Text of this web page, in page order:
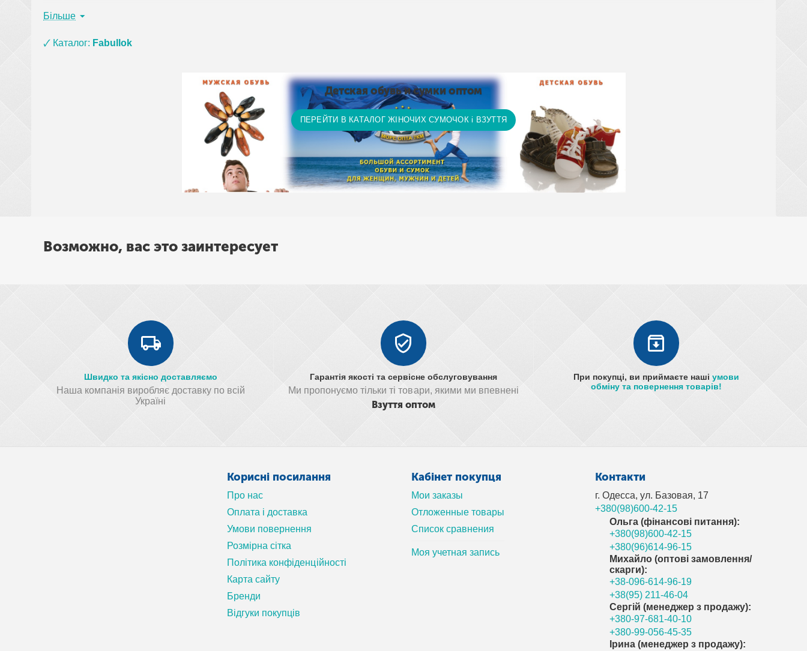
Країна виробник: Бразилія
рюкзаки, сумки, покривала, постільна білизна, рушники тощо)
Більше
🗸 Каталог: Fabullok
Детская обувь и сумки оптом
ПЕРЕЙТИ В КАТАЛОГ ЖІНОЧИХ СУМОЧОК і ВЗУТТЯ
Возможно, вас это заинтересует
Швидко та якісно доставляємо
Наша компанія виробляє доставку по всій
Україні
Гарантія якості та сервісне обслуговування
Ми пропонуємо тільки ті товари, якими ми впевнені
Взуття оптом
При покупці, ви приймаєте нашіумови
обміну та повернення товарів!
Корисні посилання
Про нас
Оплата і доставка
Умови повернення
Розмірна сітка
Політика конфіденційності
Карта сайту
Бренди
Відгуки покупців
Кабінет покупця
Мои заказы
Отложенные товары
Список сравнения
Моя учетная запись
Контакти
г. Одесса, ул. Базовая, 17
+380(98)600-42-15
Ольга (фінансові питання):
+380(98)600-42-15
+380(96)614-96-15
Михайло (оптові замовлення/
скарги):
+38-096-614-96-19
+38(95) 211-46-04
Сергій (менеджер з продажу):
+380-97-681-40-10
+380-99-056-45-35
Ірина (менеджер з продажу):